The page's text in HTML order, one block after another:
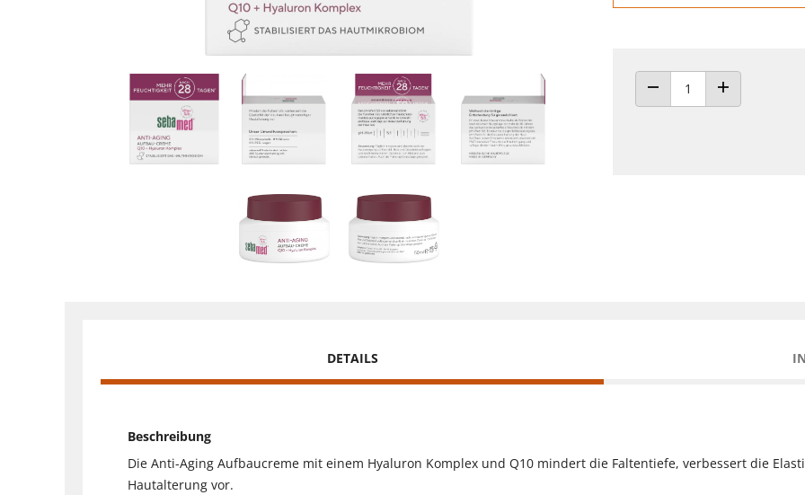
ANZAHL VERRINGERNANZAHL ERHÖHEN
DETAILS
Beschreibung
Die Anti-Aging Aufbaucreme mit einem Hyaluron Komplex und Q10 mindert die Faltentiefe, verbessert die
Hautalterung vor.